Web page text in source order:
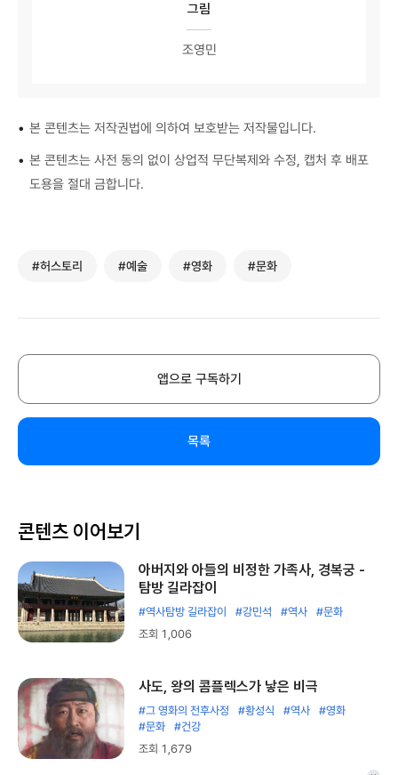
그림
조영민
• 본 콘텐츠는 저작권법에 의하여 보호받는 저작물입니다.
• 본 콘텐츠는 사전 동의 없이 상업적 무단복제와 수정, 캡처 후 배포
도용을 절대 금합니다.
#허스토리 #예술 #영화 #문화
앱으로 구독하기
목록
콘텐츠 이어보기
아버지와 아들의 비정한 가족사, 경복궁 -
탐방 길라잡이
#역사탐방 길라잡이 #강민석 #역사
#문화
조회 1,006
사도, 왕의 콤플렉스가 낳은 비극
#그 영화의 전후사정 #황성식 #역사
#영화
#문화
#건강
조회 1,679